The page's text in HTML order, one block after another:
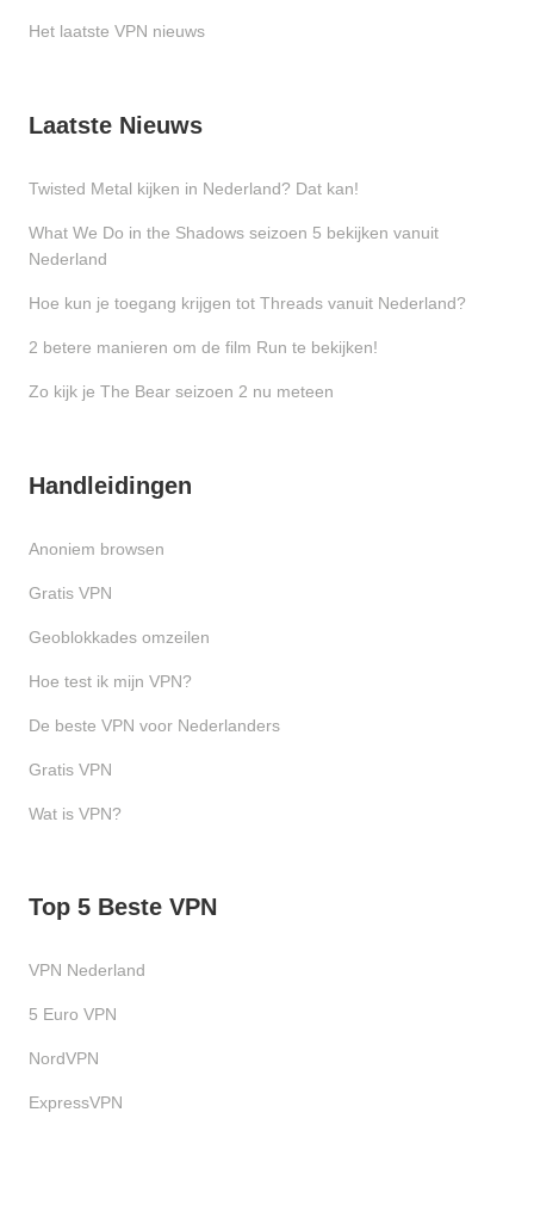
Het laatste VPN nieuws
Laatste Nieuws
Twisted Metal kijken in Nederland? Dat kan!
What We Do in the Shadows seizoen 5 bekijken vanuit
Nederland
Hoe kun je toegang krijgen tot Threads vanuit Nederland?
2 betere manieren om de film Run te bekijken!
Zo kijk je The Bear seizoen 2 nu meteen
Handleidingen
Anoniem browsen
Gratis VPN
Geoblokkades omzeilen
Hoe test ik mijn VPN?
De beste VPN voor Nederlanders
Gratis VPN
Wat is VPN?
Top 5 Beste VPN
VPN Nederland
5 Euro VPN
NordVPN
ExpressVPN